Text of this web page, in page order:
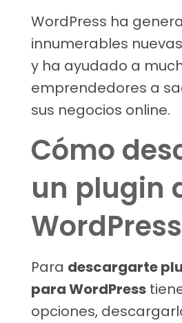
WordPress ha
innumerables
y ha ayudado a
emprendedores a
sus negocios online.
Cómo
un plugin
WordPress
Para descargarte
para WordPress
opciones,